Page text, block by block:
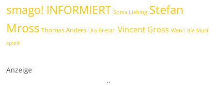
smago! INFORMIERT Sonia Liebing Stefan
Mross Thomas Anders Uta Bresan Vincent Gross Wenn die Musi
spielt
Anzeige
..